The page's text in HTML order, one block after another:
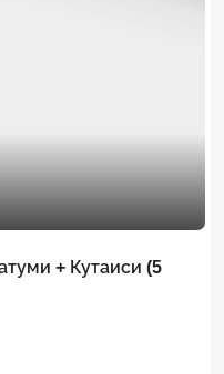
+ Кутаиси (5